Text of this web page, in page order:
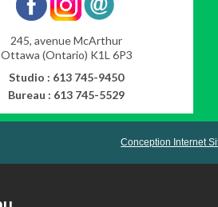
245, avenue McArthur
Ottawa (Ontario) K1L 6P3
Studio : 613 745-9450
Bureau : 613 745-5529
Conception Internet